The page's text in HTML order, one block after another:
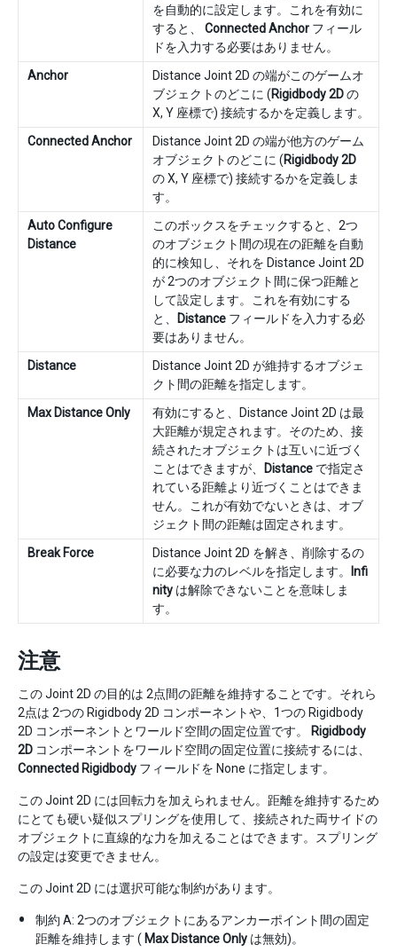
を自動的に設定します。これを有効に
すると、 Connected Anchor フィール
ドを入力する必要はありません。
Anchor
Distance Joint 2D の端がこのゲームオ
ブジェクトのどこに (Rigidbody 2Dの
X, Y 座標で) 接続するかを定義します。
Connected Anchor
Distance Joint 2D の端が他方のゲーム
オブジェクトのどこに (Rigidbody 2D
の X, Y 座標で) 接続するかを定義しま
す。
Auto Configure
Distance
このボックスをチェックすると、2つ
のオブジェクト間の現在の距離を自動
的に検知し、それを Distance Joint 2D
が 2つのオブジェクト間に保つ距離と
して設定します。これを有効にする
と、
Distance フィールドを入力する必
要はありません。
Distance
Distance Joint 2D が維持するオブジェ
クト間の距離を指定します。
Max Distance Only
有効にすると、Distance Joint 2D は最
大距離が規定されます。そのため、接
続されたオブジェクトは互いに近づく
ことはできますが、
Distance で指定さ
れている距離より近づくことはできま
せん。これが有効でないときは、オブ
ジェクト間の距離は固定されます。
Break Force
Distance Joint 2D を解き、削除するの
に必要な力のレベルを指定します。
Infi
nity は解除できないことを意味しま
す。
注意
この Joint 2D の目的は 2点間の距離を維持することです。それら
2点は 2つの Rigidbody 2D コンポーネントや、1つの Rigidbody
2D コンポーネントとワールド空間の固定位置です。
Rigidbody
2D コンポーネントをワールド空間の固定位置に接続するには、
Connected Rigidbody フィールドを None に指定します。
この Joint 2D には回転力を加えられません。距離を維持するため
にとても硬い疑似スプリングを使用して、接続された両サイドの
オブジェクトに直線的な力を加えることはできます。スプリング
の設定は変更できません。
この Joint 2D には選択可能な制約があります。
制約 A: 2つのオブジェクトにあるアンカーポイント間の固定
距離を維持します ( Max Distance Only は無効)。